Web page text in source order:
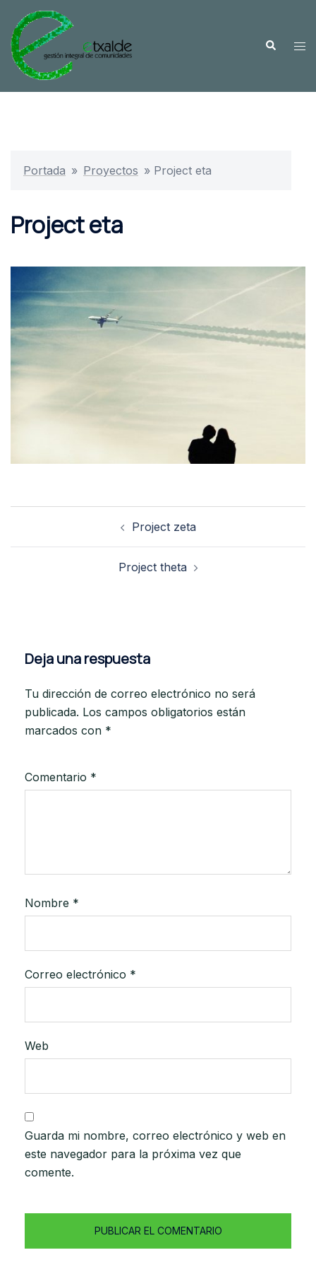
contenido
Buscar
Portada » Proyectos » Project eta
Project eta
Navegación
entradas
Project zeta
Project theta
Deja una respuesta
Tu dirección de correo electrónico no será
publicada. Los campos obligatorios están
marcados con *
Comentario *
Nombre *
Correo electrónico *
Web
Guarda mi nombre, correo electrónico y web en
este navegador para la próxima vez que
comente.